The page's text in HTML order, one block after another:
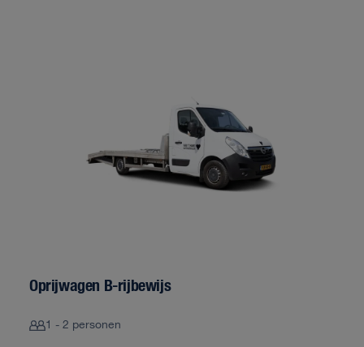
Oprijwagen B-rijbewijs
1 - 2 personen